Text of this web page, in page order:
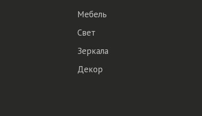
Мебель
Свет
Зеркала
Декор